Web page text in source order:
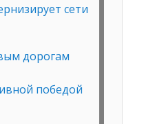
сети
дорогам
победой